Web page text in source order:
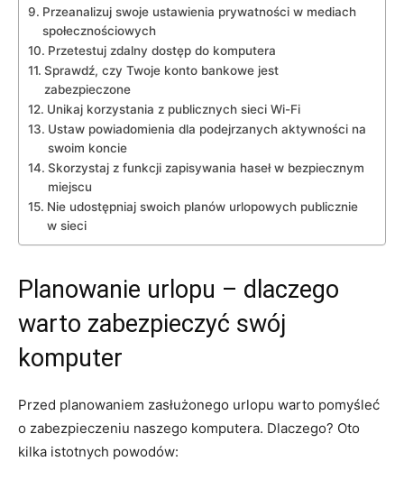
Przeanalizuj swoje ustawienia prywatności w mediach
społecznościowych
Przetestuj zdalny dostęp ​do komputera
Sprawdź, czy Twoje konto bankowe jest
zabezpieczone
Unikaj korzystania z ‍publicznych sieci Wi-Fi
Ustaw powiadomienia dla podejrzanych ‌aktywności na
swoim koncie
Skorzystaj z funkcji⁤ zapisywania ⁣haseł w bezpiecznym
miejscu
Nie udostępniaj swoich planów urlopowych⁣ publicznie
w sieci
Planowanie urlopu – dlaczego
warto​ zabezpieczyć swój
komputer
Przed planowaniem zasłużonego urlopu warto pomyśleć
o zabezpieczeniu naszego komputera. Dlaczego? Oto
‍kilka istotnych powodów: